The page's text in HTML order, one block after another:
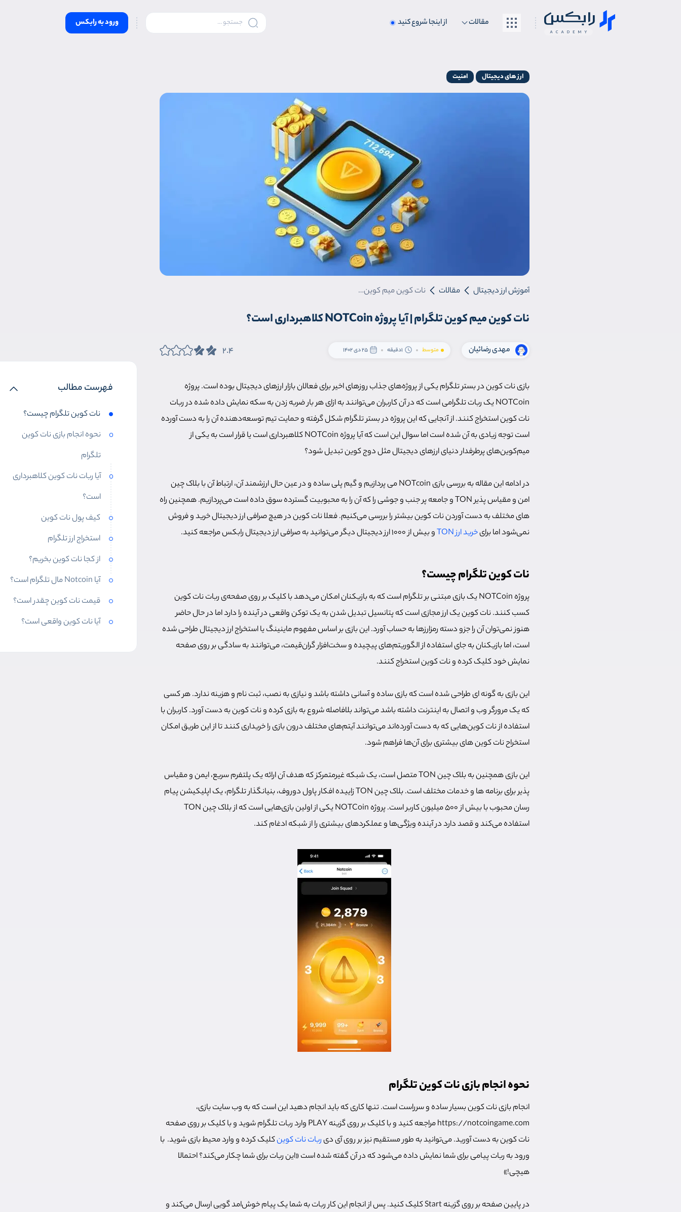
مقالات از اینجا شروع کنید ورود به رابکس
ارز های دیجیتال امنیت
آموزش ارز دیجیتال مقالات نات کوین میم کوین تلگرام | آيا پروژه NOTCoin کلاهبرداری است؟
نات کوین میم کوین تلگرام | آيا پروژه NOTCoin کلاهبرداری است؟
مهدی رضائیان متوسط 1دقیقه 25 دی 1402 2.4
فهرست مطالب
نات کوین تلگرام چیست؟
نحوه انجام بازی نات کوین
تلگرام
آيا ربات نات کوین کلاهبرداری
است؟
کیف پول نات کوین
استخراج ارز تلگرام
از کجا نات کوین بخریم؟
آیا Notcoin مال تلگرام است؟
قیمت نات کوین چقدر است؟
آیا نات کوین واقعی است؟
بازی نات کوین در بستر تلگرام یکی از پروژه‌های جذاب روزهای اخیر برای فعالان بازار ارزهای دیجیتال بوده است. پروژه
NOTCoin یک ربات تلگرامی است که در آن کاربران می‌توانند به ازای هر بار ضربه زدن به سکه نمایش داده شده در ربات
نات کوین استخراج کنند. از آنجایی که این پروژه در بستر تلگرام شکل گرفته و حمایت تیم توسعه‌دهنده آن را به دست آورده
است توجه زیادی به آن شده است اما سوال این است که آیا پروژه NOTCoin کلاهبرداری است یا قرار است به یکی از
میم‌کوین‌های پرطرفدار دنیای ارزهای دیجیتال مثل دوج کوین تبدیل شود؟
در ادامه این مقاله به بررسی بازی NOTcoin می پردازیم و گیم پلی ساده و در عین حال ارزشمند آن، ارتباط آن با بلاک چین
امن و مقیاس پذیر TON و جامعه پر جنب و جوشی را که آن را به محبوبیت گسترده سوق داده است می‌پردازیم. همچنین راه
های مختلف به دست آوردن نات کوین بیشتر را بررسی می‌کنیم. فعلا نات کوین در هیچ صرافی ارز دیجیتال خرید و فروش
نمی‌شود اما برایخرید ارز TON و بیش از 1000 ارز دیجیتال دیگر می‌توانید به صرافی ارز دیجیتال رابکس مراجعه کنید.
نات کوین تلگرام چیست؟
پروژه NOTCoin یک بازی مبتنی بر تلگرام است که به بازیکنان امکان می‌دهد با کلیک بر روی صفحه‌ی ربات نات کوین
کسب کنند. نات کوین یک ارز مجازی است که پتانسیل تبدیل شدن به یک توکن واقعی در آینده را دارد اما در حال حاضر
هنوز نمی‌توان آن را جزو دسته رمزارزها به حساب آورد. این بازی بر اساس مفهوم ماینینگ یا استخراج ارز دیجیتال طراحی شده
است، اما بازیکنان به جای استفاده از الگوریتم‌های پیچیده و سخت‌افزار گران‌قیمت، می‌توانند به سادگی بر روی صفحه
نمایش خود کلیک کرده و نات کوین استخراج کنند.
این بازی به گونه ای طراحی شده است که بازی ساده و آسانی داشته باشد و نیازی به نصب، ثبت نام و هزینه ندارد. هر کسی
که یک مرورگر وب و اتصال به اینترنت داشته باشد می‌تواند بلافاصله شروع به بازی کرده و نات کوین به دست آورد. کاربران با
استفاده از نات کوین‌هایی که به دست آورده‌اند می‌توانند آیتم‌های مختلف درون بازی را خریداری کنند تا از این طریق امکان
استخراح نات کوین های بیشتری برای آن‌ها فراهم شود.
این بازی همچنین به بلاک چین TON متصل است، یک شبکه غیرمتمرکز که هدف آن ارائه یک پلتفرم سریع، ایمن و مقیاس
پذیر برای برنامه ها و خدمات مختلف است. بلاک چین TON زاییده افکار پاول دوروف، بنیانگذار تلگرام، یک اپلیکیشن پیام
رسان محبوب با بیش از 500 میلیون کاربر است. پروژه NOTCoin یکی از اولین بازی‌هایی است که از بلاک چین TON
استفاده می‌کند و قصد دارد در آینده ویژگی‌ها و عملکردهای بیشتری را از شبکه ادغام کند.
نحوه انجام بازی نات کوین تلگرام
انجام بازی نات کوین بسیار ساده و سرراست است. تنها کاری که باید انجام دهید این است که به وب سایت بازی،
https://notcoingame.com مراجعه کنید و با کلیک بر روی گزینه PLAY وارد ربات تلگرام شوید و با کلیک بر روی صفحه
نات کوین به دست آورید. می‌توانید به طور مستقیم نیز بر روی آی دیربات نات کوینکلیک کرده و وارد محیط بازی شوید. با
ورود به ربات پیامی برای شما نمایش داده می‌شود که در آن گفته شده است «این ربات برای شما چکار می‌کند؟ احتمالا
هیچی!»
در پایین صفحه بر روی گزینه Start کلیک کنید. پس از انجام این کار ربات به شما یک پیام خوش‌امد گویی ارسال می‌کند و